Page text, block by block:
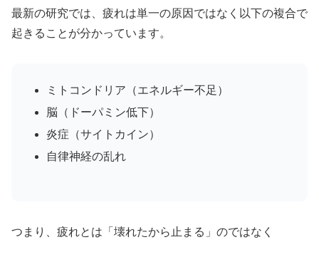
最新の研究では、疲れは単一の原因ではなく以下の複合で
起きることが分かっています。
ミトコンドリア（エネルギー不足）
脳（ドーパミン低下）
炎症（サイトカイン）
自律神経の乱れ
つまり、疲れとは「壊れたから止まる」のではなく